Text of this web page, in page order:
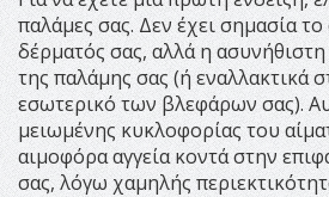
παλάμες σας. Δεν έχει σημασία
δέρματός σας, αλλά η
της παλάμης σας (ή εναλλακτικά
εσωτερικό των βλεφάρων σας).
μειωμένης κυκλοφορίας του
αιμοφόρα αγγεία κοντά στην
σας, λόγω χαμηλής